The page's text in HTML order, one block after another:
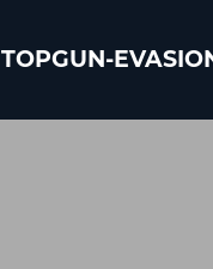
TOPGUN-